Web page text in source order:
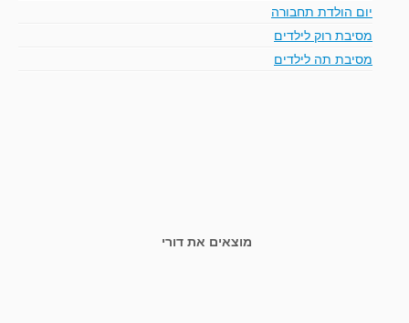
יום הולדת תחבורה
מסיבת רוק לילדים
מסיבת תה לילדים
מוצאים את דורי